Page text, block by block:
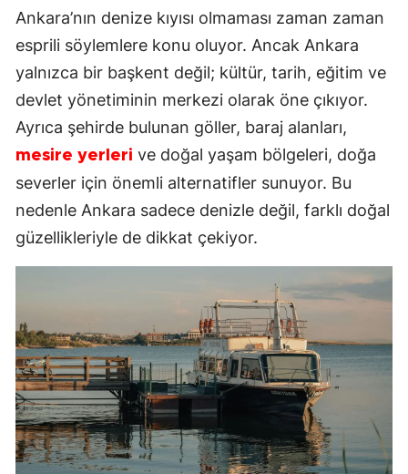
Ankara’nın denize kıyısı olmaması zaman zaman
esprili söylemlere konu oluyor. Ancak Ankara
yalnızca bir başkent değil; kültür, tarih, eğitim ve
devlet yönetiminin merkezi olarak öne çıkıyor.
Ayrıca şehirde bulunan göller, baraj alanları,
mesire yerleri ve doğal yaşam bölgeleri, doğa
severler için önemli alternatifler sunuyor. Bu
nedenle Ankara sadece denizle değil, farklı doğal
güzellikleriyle de dikkat çekiyor.